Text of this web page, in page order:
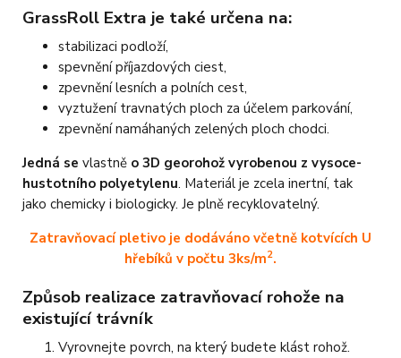
GrassRoll Extra je také určena na:
stabilizaci podloží,
spevnění příjazdových ciest,
zpevnění lesních a polních cest,
vyztužení travnatých ploch za účelem parkování,
zpevnění namáhaných zelených ploch chodci.
Jedná se vlastně o 3D georohož vyrobenou z vysoce-
hustotního polyetylenu. Materiál je zcela inertní, tak
jako chemicky i biologicky. Je plně recyklovatelný.
Zatravňovací pletivo je dodáváno včetně kotvících U
hřebíků v počtu 3ks/m2.
Způsob realizace zatravňovací rohože na
existující trávník
Vyrovnejte povrch, na který budete klást rohož.